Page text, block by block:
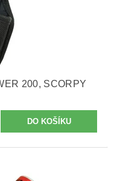
200, SCORPY